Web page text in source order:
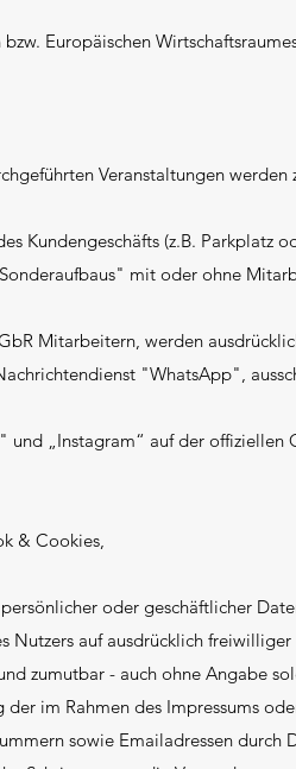
Europäischen
Veranstaltungen werden
Kundengeschäfts (z.B. Parkplatz
mit oder ohne
Mitarbeitern, werden
"WhatsApp",
„Instagram“ auf der offiziellen
& Cookies,
oder geschäftlicher
auf ausdrücklich
zumutbar - auch ohne Angabe
im Rahmen des Impressums
sowie Emailadressen durch